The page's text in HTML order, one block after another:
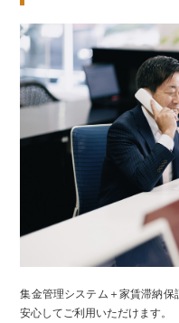
集金管理システム＋家賃滞納保
安心してご利用いただけます。